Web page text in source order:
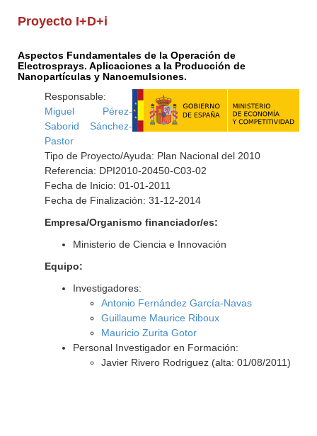
Proyecto I+D+i
Aspectos Fundamentales de la Operación de
Electrosprays. Aplicaciones a la Producción de
Nanopartículas y Nanoemulsiones.
Responsable:
Miguel Pérez-
Saborid Sánchez-
Pastor
Tipo de Proyecto/Ayuda: Plan Nacional del 2010
Referencia: DPI2010-20450-C03-02
Fecha de Inicio: 01-01-2011
Fecha de Finalización: 31-12-2014
Empresa/Organismo financiador/es:
Ministerio de Ciencia e Innovación
Equipo:
Investigadores:
Antonio Fernández García-Navas
Guillaume Maurice Riboux
Mauricio Zurita Gotor
Personal Investigador en Formación:
Javier Rivero Rodriguez (alta: 01/08/2011)